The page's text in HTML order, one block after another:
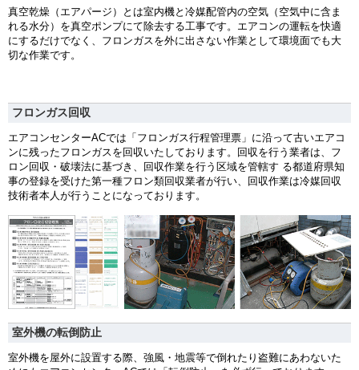
真空乾燥（エアパージ）とは室内機と冷媒配管内の空気（空気中に含ま
れる水分）を真空ポンプにて除去する工事です。エアコンの運転を快適
にするだけでなく、フロンガスを外に出さない作業として環境面でも大
切な作業です。
フロンガス回収
エアコンセンターACでは「フロンガス行程管理票」に沿って古いエアコ
ンに残ったフロンガスを回収いたしております。回収を行う業者は、フ
ロン回収・破壊法に基づき、回収作業を行う区域を管轄す る都道府県知
事の登録を受けた第一種フロン類回収業者が行い、回収作業は冷媒回収
技術者本人が行うことになっております。
室外機の転倒防止
室外機を屋外に設置する際、強風・地震等で倒れたり盗難にあわないた